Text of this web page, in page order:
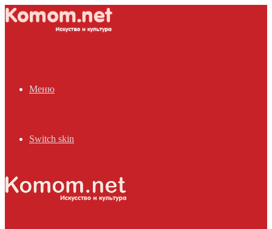
Меню
Switch skin